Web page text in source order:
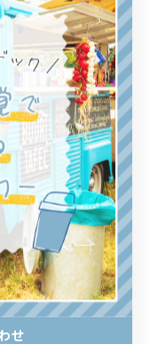
ッチンカー
Categories
せ